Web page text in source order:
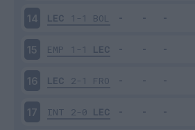
14 LEC 1-1 BOL
15 EMP 1-1 LEC
16 LEC 2-1 FRO
17 INT 2-0 LEC